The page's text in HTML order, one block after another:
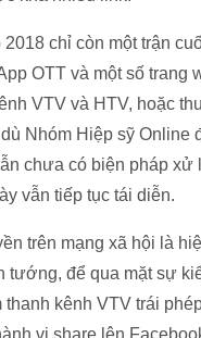
chỉ còn một trận
OTT và một số
VTV và HTV, hoặc
Nhóm Hiệp sỹ Online
chưa có biện pháp xử
vẫn tiếp tục tái diễn.
trên mạng xã hội là
tướng, để qua mặt sự
kênh VTV trái
vi share lên